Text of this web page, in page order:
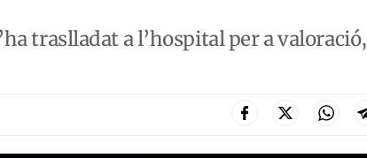
traslladat a l’hospital per a valoració,